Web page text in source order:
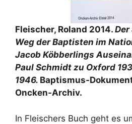
Fleischer, Roland 2014. Der
Weg der Baptisten im
Jacob Köbberlings
Paul Schmidt zu Oxford
1946. Baptismus-
Oncken-Archiv.
In Fleischers Buch geht es